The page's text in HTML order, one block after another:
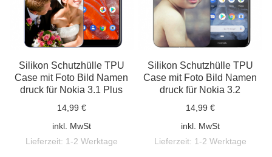
Silikon Schutzhülle TPU
Case mit Foto Bild Namen
druck für Nokia 3.1 Plus
14,99 €
inkl. MwSt
Lieferzeit: 1-2 Werktage
Silikon Schutzhülle TPU
Case mit Foto Bild Namen
druck für Nokia 3.2
14,99 €
inkl. MwSt
Lieferzeit: 1-2 Werktage